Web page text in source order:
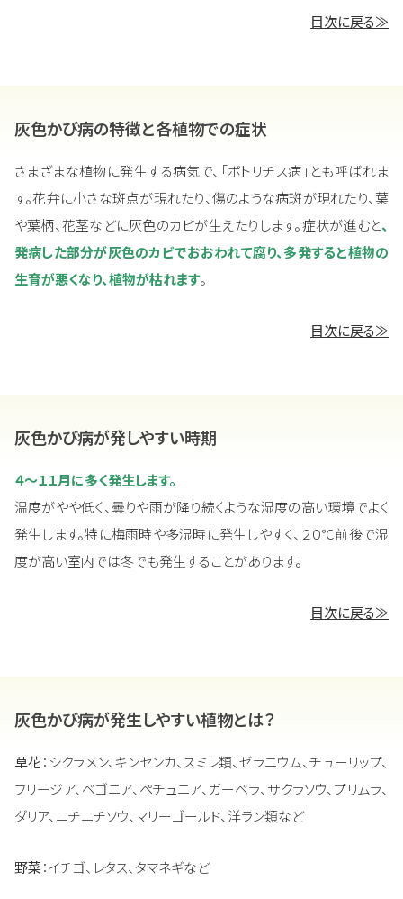
目次に戻る≫
灰色かび病の特徴と各植物での症状
さまざまな植物に発生する病気で、「ボトリチス病」とも呼ばれま
す。花弁に小さな斑点が現れたり、傷のような病斑が現れたり、葉
や葉柄、花茎などに灰色のカビが生えたりします。症状が進むと、
発病した部分が灰色のカビでおおわれて腐り、多発すると植物の
生育が悪くなり、植物が枯れます。
目次に戻る≫
灰色かび病が発しやすい時期
４～１１月に多く発生します。
温度がやや低く、曇りや雨が降り続くような湿度の高い環境でよく
発生します。特に梅雨時や多湿時に発生しやすく、２０℃前後で湿
度が高い室内では冬でも発生することがあります。
目次に戻る≫
灰色かび病が発生しやすい植物とは？
草花：シクラメン、キンセンカ、スミレ類、ゼラニウム、チューリップ、
フリージア、ベゴニア、ペチュニア、ガーベラ、サクラソウ、プリムラ、
ダリア、ニチニチソウ、マリーゴールド、洋ラン類など
野菜：イチゴ、レタス、タマネギなど